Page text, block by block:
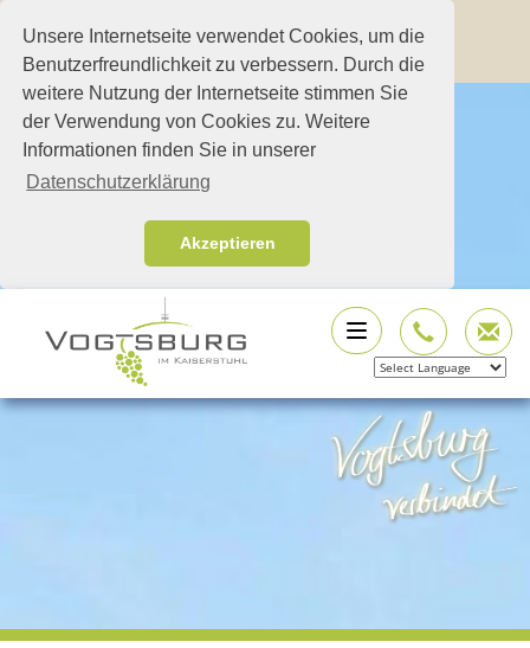
Unsere Internetseite verwendet Cookies, um die
Benutzerfreundlichkeit zu verbessern. Durch die
weitere Nutzung der Internetseite stimmen Sie
der Verwendung von Cookies zu. Weitere
Informationen finden Sie in unserer
Datenschutzerklärung
Akzeptieren